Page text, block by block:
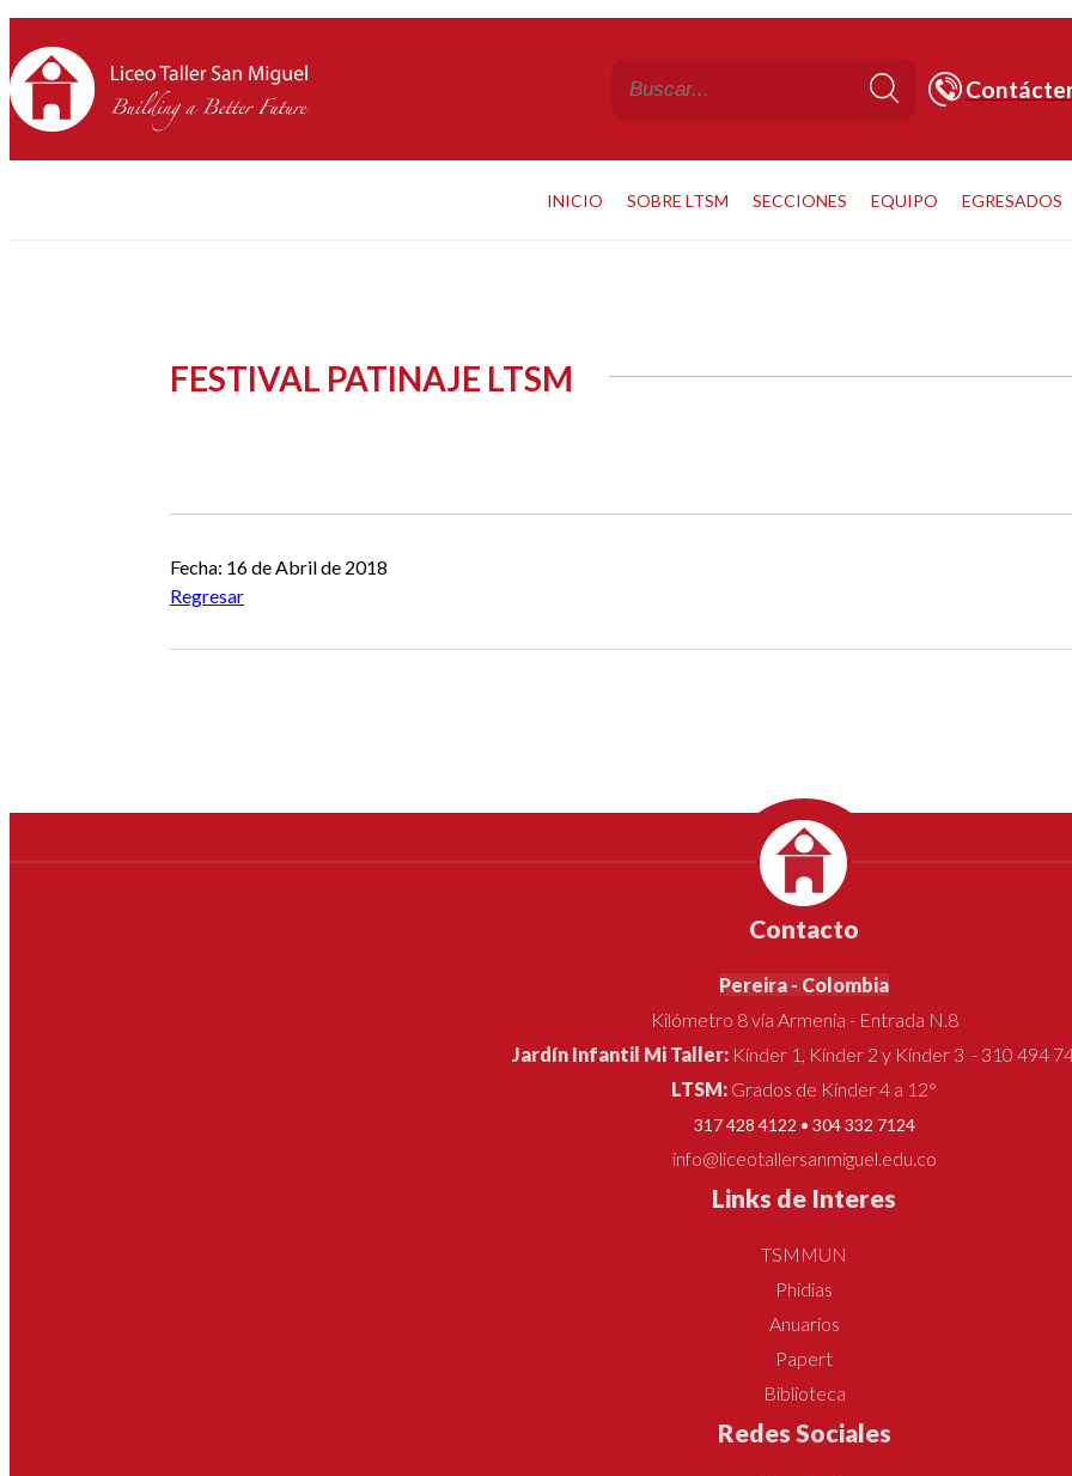
INICIO SOBRE LTSM SECCIONES EQUIPO EGRESADOS
FESTIVAL PATINAJE LTSM
Fecha: 16 de Abril de 2018
Regresar
Contacto
Pereira - Colombia
Kilómetro 8 vía Armenia - Entrada N.8
Jardín Infantil Mi Taller: Kínder 1, Kínder 2 y Kínder 3 - 310 494
LTSM: Grados de Kínder 4 a 12°
317 428 4122 • 304 332 7124
info@liceotallersanmiguel.edu.co
Links de Interes
TSMMUN
Phidias
Anuarios
Papert
Biblioteca
Redes Sociales